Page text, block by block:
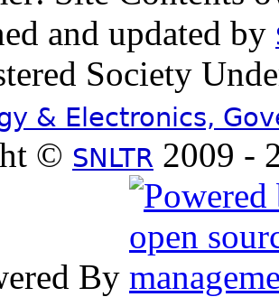
and updated by
Society
& Electronics,
© SNLTR 2009 -
By